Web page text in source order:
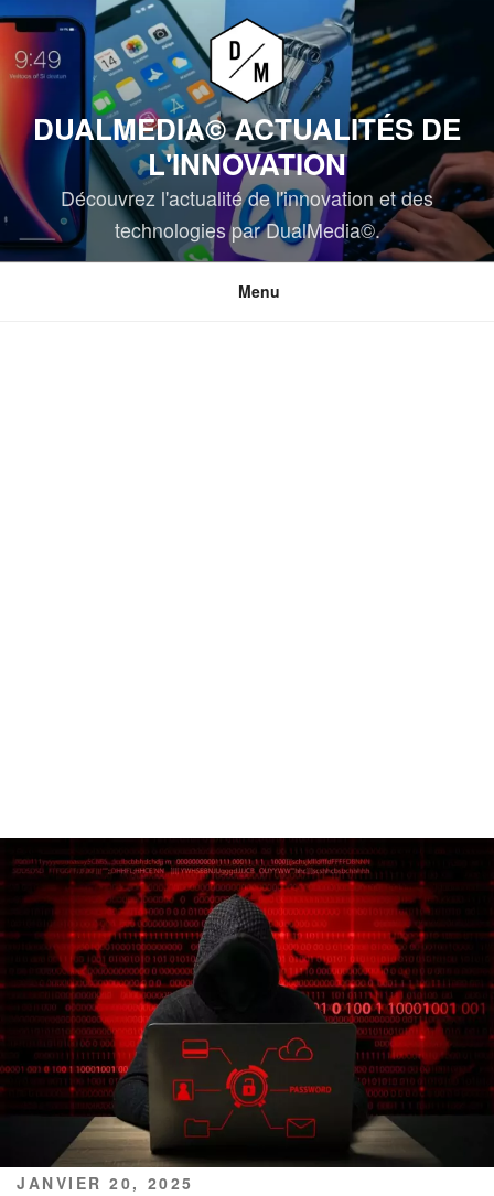
Aller
au
contenu
DUALMEDIA© ACTUALITÉS DE
L'INNOVATION
Découvrez l'actualité de l'innovation et des
technologies par DualMedia©.
Menu
PUBLIÉ
JANVIER 20, 2025